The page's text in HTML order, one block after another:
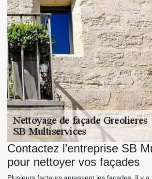
Contactez l’entreprise SB
pour nettoyer vos façades
Plusieurs facteurs agressent les façades. Il y a